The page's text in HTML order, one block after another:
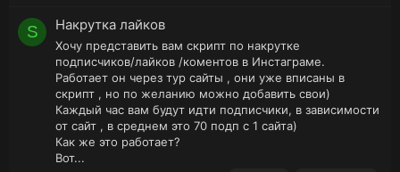
S Накрутка лайков
Хочу представить вам скрипт по накрутке
подписчиков/лайков /коментов в Инстаграме.
Работает он через тур сайты , они уже вписаны в
скрипт , но по желанию можно добавить свои)
Каждый час вам будут идти подписчики, в зависимости
от сайт , в среднем это 70 подп с 1 сайта)
Как же это работает?
Вот...